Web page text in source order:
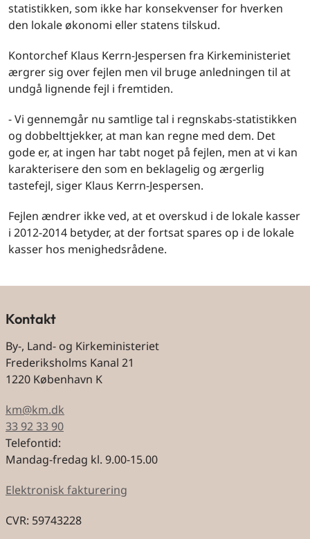
statistikken, som ikke har konsekvenser for hverken
den lokale økonomi eller statens tilskud.
Kontorchef Klaus Kerrn-Jespersen fra Kirkeministeriet
ærgrer sig over fejlen men vil bruge anledningen til at
undgå lignende fejl i fremtiden.
- Vi gennemgår nu samtlige tal i regnskabs-statistikken
og dobbelttjekker, at man kan regne med dem. Det
gode er, at ingen har tabt noget på fejlen, men at vi kan
karakterisere den som en beklagelig og ærgerlig
tastefejl, siger Klaus Kerrn-Jespersen.
Fejlen ændrer ikke ved, at et overskud i de lokale kasser
i 2012-2014 betyder, at der fortsat spares op i de lokale
kasser hos menighedsrådene.
Kontakt
By-, Land- og Kirkeministeriet
Frederiksholms Kanal 21
1220 København K
km@km.dk
33 92 33 90
Telefontid:
Mandag-fredag kl. 9.00-15.00
Elektronisk fakturering
CVR: 59743228